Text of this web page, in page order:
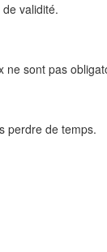
validité.
ne sont pas
perdre de temps.